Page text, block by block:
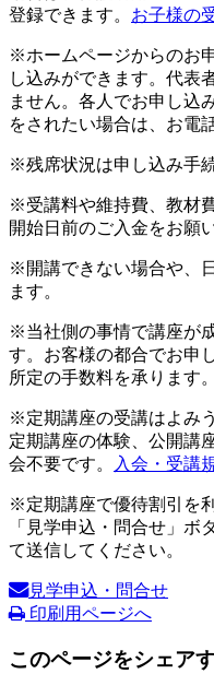
登録できます。 お子様の
※ホームページからのお
し込みができます。代表
ません。各人でお申し込
をされたい場合は、お電
※残席状況は申し込み手
※受講料や維持費、教材
開始日前のご入金をお願
※開講できない場合や、
ます。
※当社側の事情で講座が
す。お客様の都合でお申
所定の手数料を承ります。
※定期講座の受講はよみ
定期講座の体験、公開講
会不要です。
入会・受講
※定期講座で優待割引を
「見学申込・問合せ」ボ
て送信してください。
見学申込・問合せ
印刷用ページへ
このページをシェア